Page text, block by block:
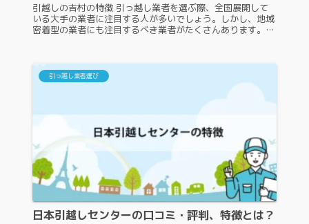
引越しの吉村の特徴 引っ越し業者を選ぶ際、全国展開して
いる大手の業者に注目する人が多いでしょう。しかし、地域
密着型の業者にも注目するべき業者がたくさんあります。そ
引っ越し業者選び
日本引越しセンターの口コミ・評判、特徴とは？